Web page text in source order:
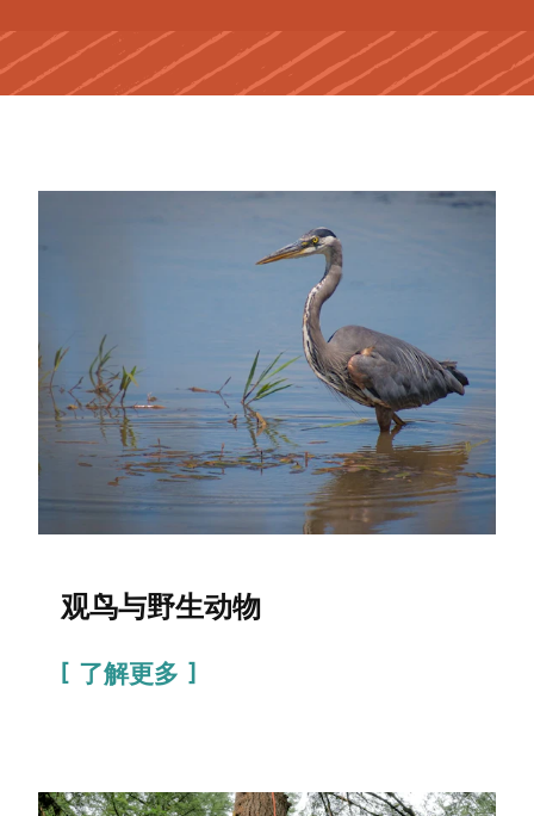
观鸟与野生动物
了解更多